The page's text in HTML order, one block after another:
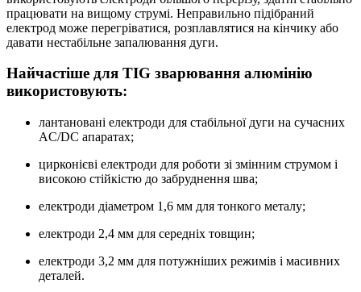
працювати на вищому струмі. Неправильно підібраний
електрод може перегріватися, розплавлятися на кінчику або
давати нестабільне запалювання дуги.
Найчастіше для TIG зварювання алюмінію
використовують:
лантановані електроди для стабільної дуги на сучасних
AC/DC апаратах;
цирконієві електроди для роботи зі змінним струмом і
високою стійкістю до забруднення шва;
електроди діаметром 1,6 мм для тонкого металу;
електроди 2,4 мм для середніх товщин;
електроди 3,2 мм для потужніших режимів і масивних
деталей.